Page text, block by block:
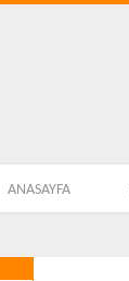
ANASAYFA